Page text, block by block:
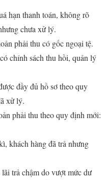
hạn thanh toán, không rõ
chưa xử lý.
phải thu có gốc ngoại tệ.
chính sách thu hồi, quản lý
đầy đủ hồ sơ theo quy
xử lý.
phải thu theo quy định mới:
khách hàng đã trả nhưng
trả chậm do vượt mức dư